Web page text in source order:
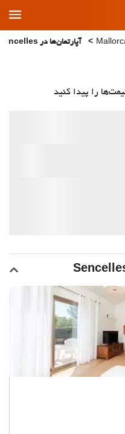
Main
Menu
آپارتمان‌ها در Sencelles
را پیدا کنید